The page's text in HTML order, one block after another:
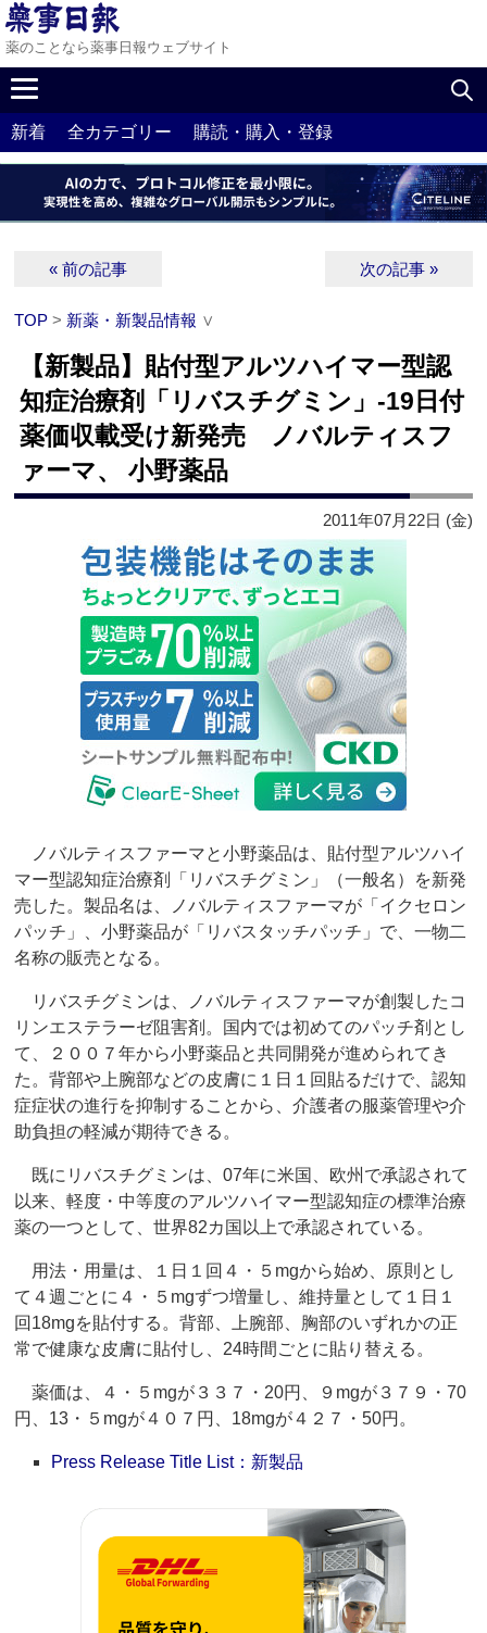
薬のことなら薬事日報ウェブサイト
新着 全カテゴリー 購読・購入・登録
« 前の記事 次の記事 »
TOP > 新薬・新製品情報 ∨
【新製品】貼付型アルツハイマー型認
知症治療剤「リバスチグミン」‐19日付
薬価収載受け新発売 ノバルティスフ
ァーマ、 小野薬品
2011年07月22日 (金)
ノバルティスファーマと小野薬品は、貼付型アルツハイ
マー型認知症治療剤「リバスチグミン」（一般名）を新発
売した。製品名は、ノバルティスファーマが「イクセロン
パッチ」、小野薬品が「リバスタッチパッチ」で、一物二
名称の販売となる。
リバスチグミンは、ノバルティスファーマが創製したコ
リンエステラーゼ阻害剤。国内では初めてのパッチ剤とし
て、２００７年から小野薬品と共同開発が進められてき
た。背部や上腕部などの皮膚に１日１回貼るだけで、認知
症症状の進行を抑制することから、介護者の服薬管理や介
助負担の軽減が期待できる。
既にリバスチグミンは、07年に米国、欧州で承認されて
以来、軽度・中等度のアルツハイマー型認知症の標準治療
薬の一つとして、世界82カ国以上で承認されている。
用法・用量は、１日１回４・５mgから始め、原則とし
て４週ごとに４・５mgずつ増量し、維持量として１日１
回18mgを貼付する。背部、上腕部、胸部のいずれかの正
常で健康な皮膚に貼付し、24時間ごとに貼り替える。
薬価は、４・５mgが３３７・20円、９mgが３７９・70
円、13・５mgが４０７円、18mgが４２７・50円。
Press Release Title List：新製品